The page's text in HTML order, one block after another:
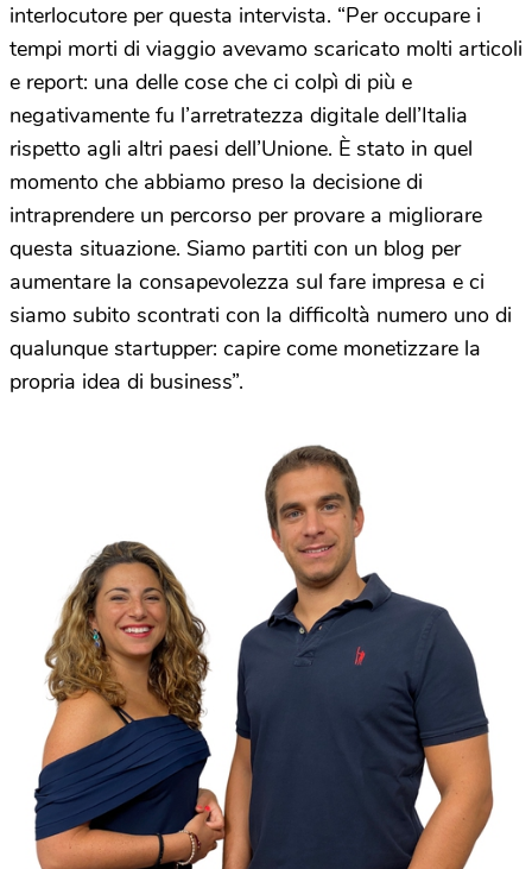
interlocutore per questa intervista. “Per occupare i
tempi morti di viaggio avevamo scaricato molti articoli
e report: una delle cose che ci colpì di più e
negativamente fu l’arretratezza digitale dell’Italia
rispetto agli altri paesi dell’Unione. È stato in quel
momento che abbiamo preso la decisione di
intraprendere un percorso per provare a migliorare
questa situazione. Siamo partiti con un blog per
aumentare la consapevolezza sul fare impresa e ci
siamo subito scontrati con la difficoltà numero uno di
qualunque startupper: capire come monetizzare la
propria idea di business”.